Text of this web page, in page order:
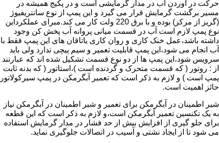
حرکت در آوردن آب در مدار گرمایشی است و در پکیج همیشه در
مسیر برگشت گرمایش قرار می گیرد و این پمپ از نوع سانتریفیوژ
(گریز از مرکز) بوده و با برق 220 ولت کار می کند.مبرای عملکرداین
نوع پمپ لازم است آب در قسمت میانی پروانه آب پخش کن وجود
داشته باشد،عمل خنک کاری و روان کاری یاتاقان های این پمپ فقط با
آب انجام می شود،این پمپ قابلیت تعمیر و سیم پیچی ندارد ولی باید
سرویس شود،این پمپ ها از دو نوع قسمت تشکیل شده اند که عبارتند
از : روتور ( که قسمت متحرک و گردنده است )،استاتور ( که بدنه ثابت
پمپ است ) و لازم به ذکر است که تعمیر آبگرمکن در پمپ سیرکولاتور
حائز اهمیت است.
شیر اطمینان در آبگرمکن برای تعمیر و شیر اطمینان در آبگرمکن نیاز
به یک تکنسین تعمیر آبگرمکن است،و لازم به ذکر است که این قطعه
برای جلو گیری از افزایش بیش از حد فشار در مدار گرمایش استفاده
می شود تا از ایجاد نشتی و آسیب در اتصالات جلوگیری نماید.